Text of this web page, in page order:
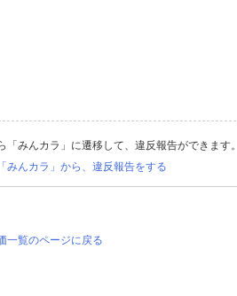
「みんカラ」に遷移して、違反報告ができます。
「みんカラ」から、違反報告をする
一覧のページに戻る